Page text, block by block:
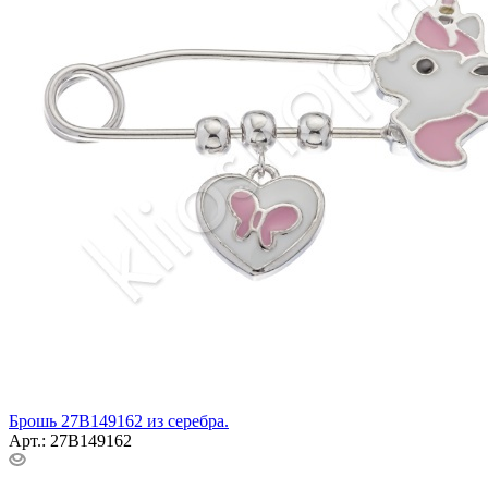
Брошь 27В149162 из серебра.
Арт.: 27В149162